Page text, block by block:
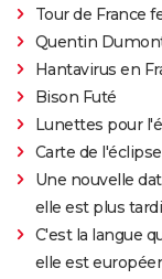
Tour de France
Quentin
Hantavirus en
Bison Futé
Lunettes pour
Carte de
Une nouvelle
elle est plus
C'est la langue
elle est